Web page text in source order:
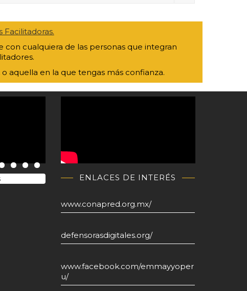
Facilitadoras.
con cualquiera de las personas que integran
aquella en la que tengas más confianza.
ENLACES DE INTERÉS
www.conapred.org.mx/
defensorasdigitales.org/
www.facebook.com/emmayyoper
u/